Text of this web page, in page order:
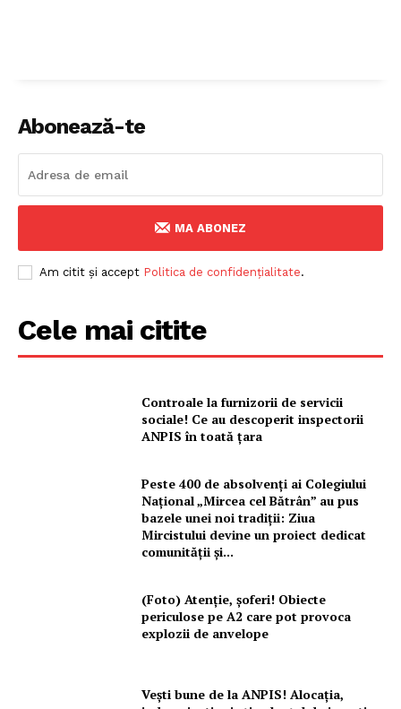
Abonează-te
MA ABONEZ
Am citit și accept Politica de confidențialitate.
Cele mai citite
Controale la furnizorii de servicii
sociale! Ce au descoperit inspectorii
ANPIS în toată țara
Peste 400 de absolvenți ai Colegiului
Național „Mircea cel Bătrân” au pus
bazele unei noi tradiții: Ziua
Mircistului devine un proiect dedicat
comunității și...
(Foto) Atenție, șoferi! Obiecte
periculose pe A2 care pot provoca
explozii de anvelope
Vești bune de la ANPIS! Alocația,